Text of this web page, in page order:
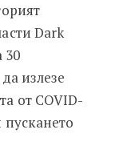
дата на
Dark
30
излезе
от COVID-
пускането